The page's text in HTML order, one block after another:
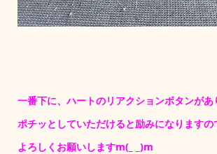
一番下に、ハートのリアクションボタンがあ
ポチッとしていただけると励みになりますの
よろしくお願いしますm(_ _)m